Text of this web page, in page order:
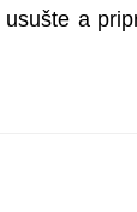
usušte a